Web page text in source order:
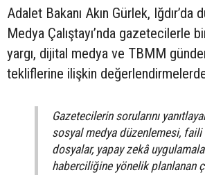
Adalet Bakanı Akın Gürlek, Iğdır’da
Medya Çalıştayı’nda gazetecilerle
yargı, dijital medya ve TBMM
tekliflerine ilişkin
Gazetecilerin sorularını
sosyal medya düzenlemesi, faili
dosyalar, yapay zekâ
haberciliğine yönelik planlanan